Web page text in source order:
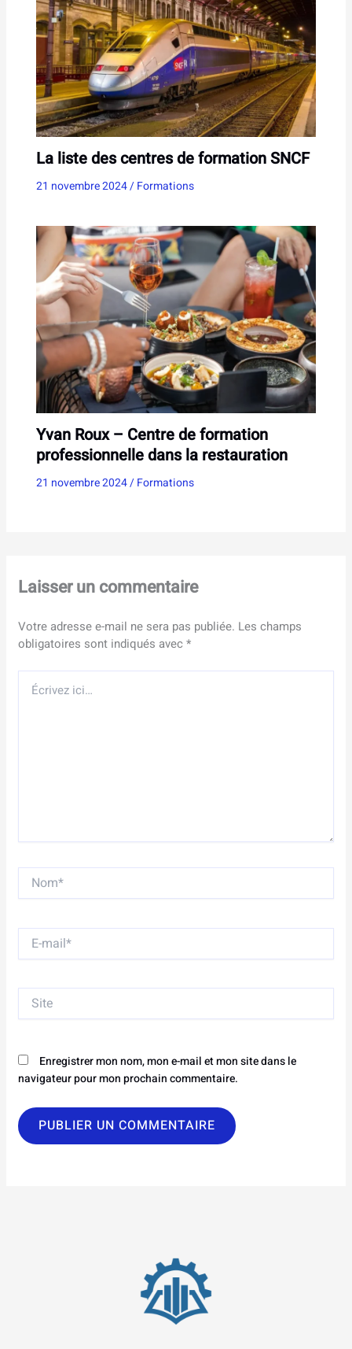
La liste des centres de formation SNCF
21 novembre 2024/Formations
Yvan Roux – Centre de formation
professionnelle dans la restauration
21 novembre 2024/Formations
Laisser un commentaire
Votre adresse e-mail ne sera pas publiée. Les champs
obligatoires sont indiqués avec*
Écrivez
ici…
Nom*
E-
mail*
Site
Enregistrer mon nom, mon e-mail et mon site dans le
navigateur pour mon prochain commentaire.